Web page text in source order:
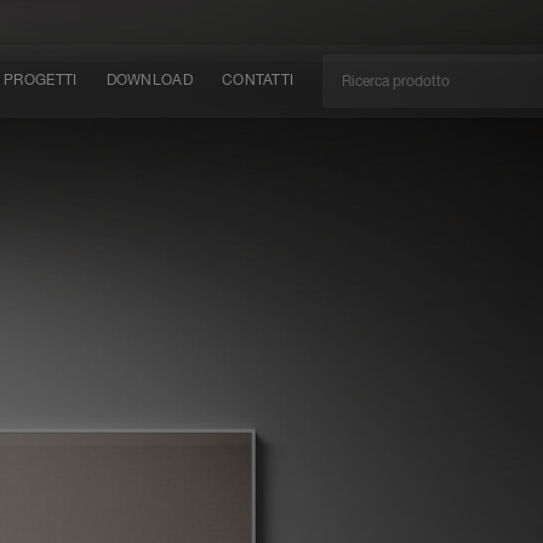
PROGETTI DOWNLOAD CONTATTI